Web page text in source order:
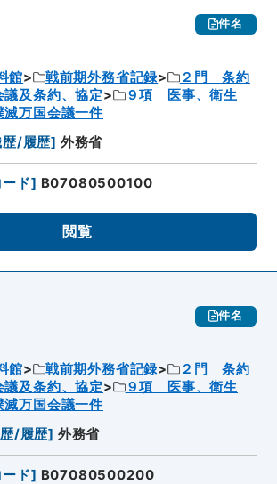
件名
館 戦前期外務省記録
２門 条約
及条約、協定
９項 医事、衛生
滅万国会議一件
歴/履歴] 外務省
ード] B07080500100
閲覧
件名
館 戦前期外務省記録
２門 条約
及条約、協定
９項 医事、衛生
滅万国会議一件
/履歴] 外務省
ード] B07080500200